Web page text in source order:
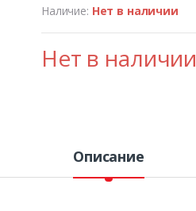
Наличие: Нет в наличии
Нет в наличии
Описание